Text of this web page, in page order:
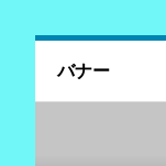
バナー